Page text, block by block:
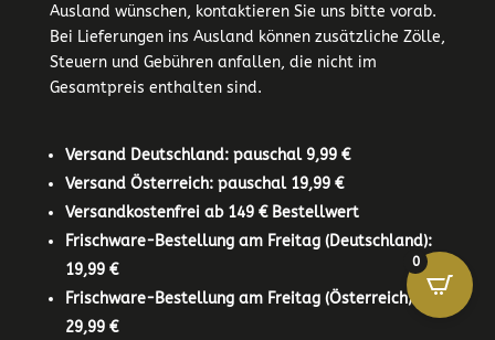
Ausland wünschen, kontaktieren Sie uns bitte vorab.
Bei Lieferungen ins Ausland können zusätzliche Zölle,
Steuern und Gebühren anfallen, die nicht im
Gesamtpreis enthalten sind.
Versand Deutschland: pauschal 9,99 €
Versand Österreich: pauschal 19,99 €
Versandkostenfrei ab 149 € Bestellwert
Frischware-Bestellung am Freitag (Deutschland):
19,99 €
Frischware-Bestellung am Freitag (Österreich):
29,99 €
0